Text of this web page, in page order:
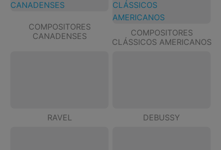
COMPOSITORES
CANADENSES
COMPOSITORES
CLÁSSICOS AMERICANOS
RAVEL DEBUSSY